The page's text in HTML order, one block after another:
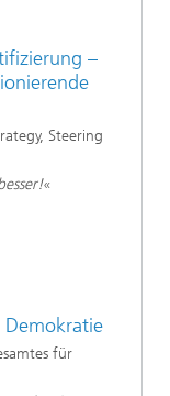
–
Steering
«
Demokratie
für